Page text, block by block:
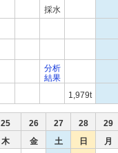
採水
分析
結果
1,979t
25 26 27 28 29
木 金 土 日 月